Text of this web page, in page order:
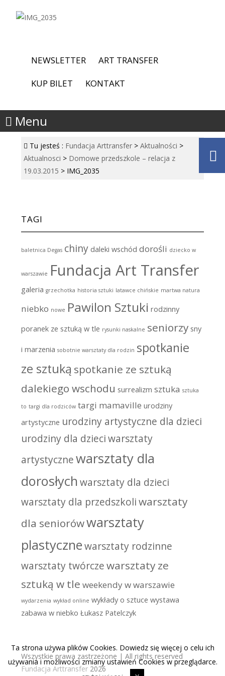
NEWSLETTER
ART TRANSFER
KUP BILET
KONTAKT
Menu
Tu jesteś : Fundacja Arttransfer >Aktualności >
Aktualnosci > Domowe przedszkole – relacja z
19.03.2015 > IMG_2035
TAGI
baletnica Degas chiny daleki wschód dorośli dziecko w
warszawie Fundacja Art Transfer
galeria grzechotka historia sztuki latawce chińskie martwa natura
niebko nowe Pawilon Sztuki rodzinny
poranek ze sztuką w tle rysunki naskalne seniorzy sny
i marzenia sobotnie warsztaty dla rodzin spotkanie
ze sztuką spotkanie ze sztuką
dalekiego wschodu surrealizm sztuka sztuka
to targi dla rodziców targi mamaville urodziny
artystyczne urodziny artystyczne dla dzieci
urodziny dla dzieci warsztaty
artystyczne warsztaty dla
dorosłych warsztaty dla dzieci
warsztaty dla przedszkoli warsztaty
dla seniorówwarsztaty
plastyczne warsztaty rodzinne
warsztaty twórcze warsztaty ze
sztuką w tle weekendy w warszawie
wydarzenia wykład online wykłady o sztuce wystawa
zabawa w niebko Łukasz Patelczyk
Wszystkie prawa zastrzeżone | All rights reserved
Fundacja Arttransfer 2026
Ta strona używa plików Cookies. Dowiedz się więcej o celu ich
używania i możliwości zmiany ustawień Cookies w przeglądarce.